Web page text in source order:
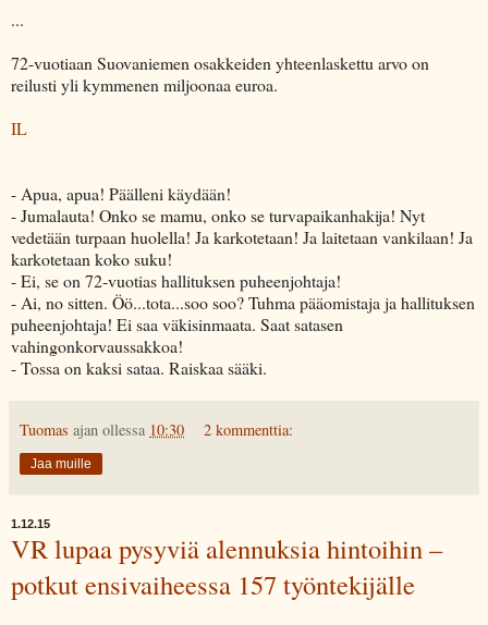
...
72-vuotiaan Suovaniemen osakkeiden yhteenlaskettu arvo on
reilusti yli kymmenen miljoonaa euroa.
IL
- Apua, apua! Päälleni käydään!
- Jumalauta! Onko se mamu, onko se turvapaikanhakija! Nyt
vedetään turpaan huolella! Ja karkotetaan! Ja laitetaan vankilaan! Ja
karkotetaan koko suku!
- Ei, se on 72-vuotias hallituksen puheenjohtaja!
- Ai, no sitten. Öö...tota...soo soo? Tuhma pääomistaja ja hallituksen
puheenjohtaja! Ei saa väkisinmaata. Saat satasen
vahingonkorvaussakkoa!
- Tossa on kaksi sataa. Raiskaa sääki.
Tuomas ajan ollessa 10:30 2 kommenttia:
Jaa muille
1.12.15
VR lupaa pysyviä alennuksia hintoihin –
potkut ensivaiheessa 157 työntekijälle